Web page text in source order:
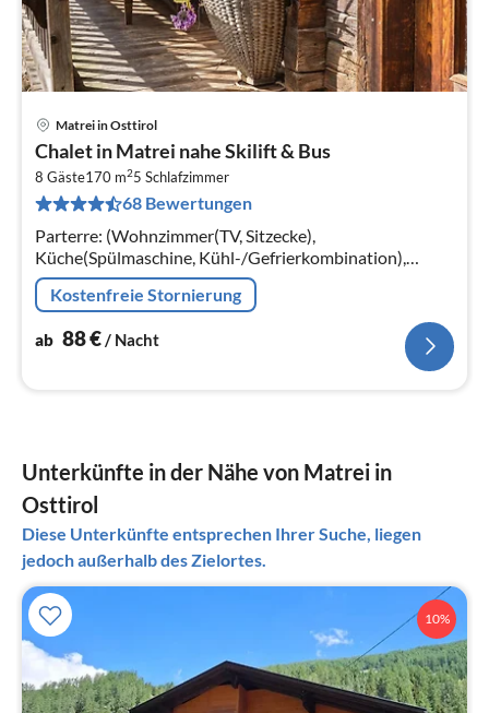
Matrei in Osttirol
Chalet in Matrei nahe Skilift & Bus
8 Gäste170 m25 Schlafzimmer
68 Bewertungen
Parterre: (Wohnzimmer(TV, Sitzecke),
Küche(Spülmaschine, Kühl-/Gefrierkombination),
Wohnküche(Kaffeemaschine, Backofen, Mikrowelle,
Spülmaschine), Badezimmer(Dusche(Kabine)
Kostenfreie Stornierung
ab 88€/ Nacht
Unterkünfte in der Nähe von Matrei in
Osttirol
Diese Unterkünfte entsprechen Ihrer Suche, liegen
jedoch außerhalb des Zielortes.
10%